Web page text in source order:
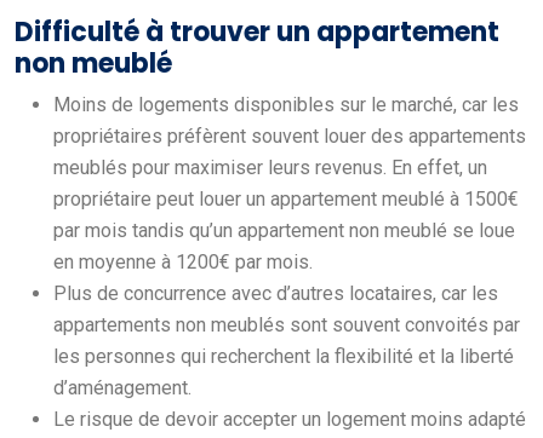
Difficulté à trouver un appartement
non meublé
Moins de logements disponibles sur le marché, car les
propriétaires préfèrent souvent louer des appartements
meublés pour maximiser leurs revenus. En effet, un
propriétaire peut louer un appartement meublé à 1500€
par mois tandis qu’un appartement non meublé se loue
en moyenne à 1200€ par mois.
Plus de concurrence avec d’autres locataires, car les
appartements non meublés sont souvent convoités par
les personnes qui recherchent la flexibilité et la liberté
d’aménagement.
Le risque de devoir accepter un logement moins adapté